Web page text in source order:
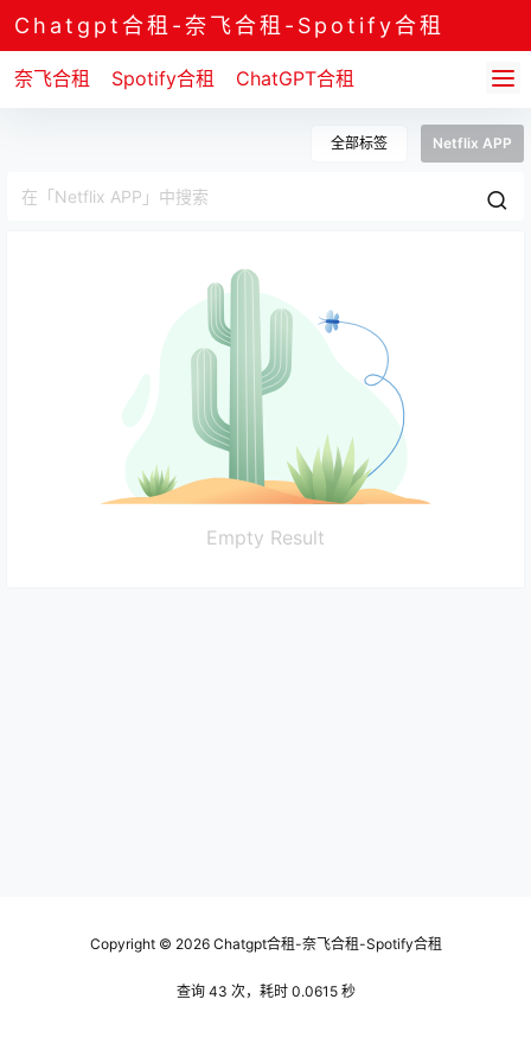
Chatgpt合租-奈飞合租-Spotify合租
奈飞合租 Spotify合租 ChatGPT合租
全部标签 Netflix APP
Empty Result
Copyright © 2026Chatgpt合租-奈飞合租-Spotify合租
查询 43 次，耗时 0.0615 秒